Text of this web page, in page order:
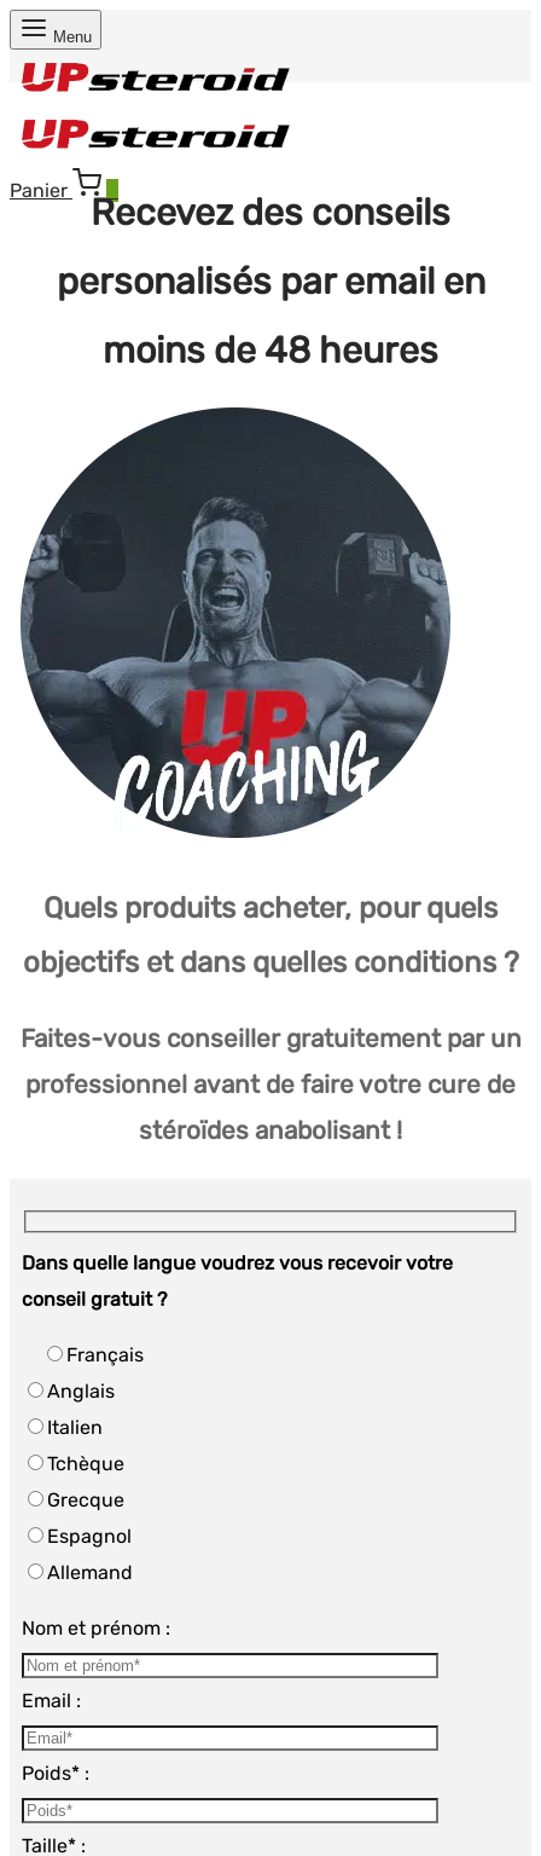
Menu
Panier
Recevez des conseils
personalisés par email en
moins de 48 heures
Quels produits acheter, pour quels
objectifs et dans quelles conditions ?
Faites-vous conseiller gratuitement par un
professionnel avant de faire votre cure de
stéroïdes anabolisant !
Dans quelle langue voudrez vous recevoir votre
conseil gratuit ?
Français
Anglais
Italien
Tchèque
Grecque
Espagnol
Allemand
Nom et prénom :
Email :
Poids* :
Taille* :